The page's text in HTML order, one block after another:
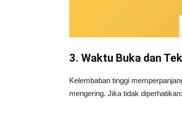
3. Waktu Buka dan
Kelembaban tinggi
mengering. Jika tidak diperhatikan: